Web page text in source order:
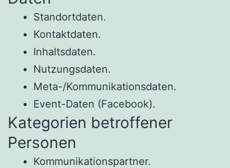
Standortdaten.
Kontaktdaten.
Inhaltsdaten.
Nutzungsdaten.
Meta-/Kommunikationsdaten.
Event-Daten (Facebook).
Kategorien betroffener
Personen
Kommunikationspartner.